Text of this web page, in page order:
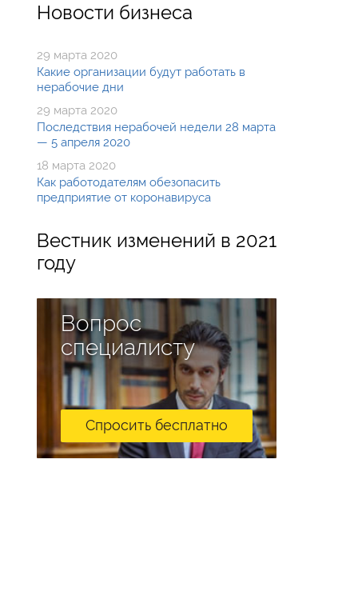
Новости бизнеса
29 марта 2020
Какие организации будут работать в
нерабочие дни
29 марта 2020
Последствия нерабочей недели 28 марта
— 5 апреля 2020
18 марта 2020
Как работодателям обезопасить
предприятие от коронавируса
Вестник изменений в 2021
году
Вопрос
специалисту
Спросить бесплатно